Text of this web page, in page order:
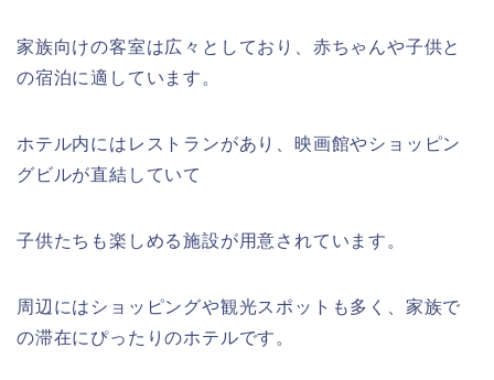
家族向けの客室は広々としており、赤ちゃんや子供と
の宿泊に適しています。
ホテル内にはレストランがあり、映画館やショッピン
グビルが直結していて
子供たちも楽しめる施設が用意されています。
周辺にはショッピングや観光スポットも多く、家族で
の滞在にぴったりのホテルです。